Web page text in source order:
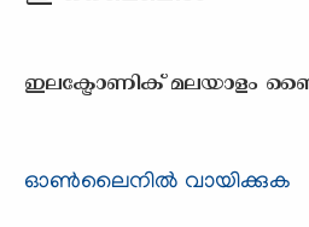
ഇലക്ട്രോണിക് മലയാളം
ഓണ്‍ലൈനില്‍ വായിക്കുക